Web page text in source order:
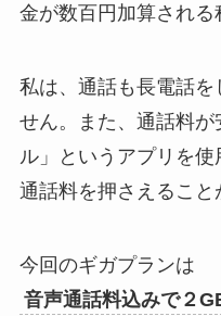
金が数百円加算される
私は、通話も長電話を
せん。また、通話料
ル」というアプリを
通話料を押さえること
今回のギガプランは
音声通話料込みで２